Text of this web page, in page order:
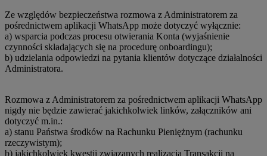
Ze względów bezpieczeństwa rozmowa z Administratorem za
pośrednictwem aplikacji WhatsApp może dotyczyć wyłącznie:
a) wsparcia podczas procesu otwierania Konta (wyjaśnienie
czynności składających się na procedurę onboardingu);
b) udzielania odpowiedzi na pytania klientów dotyczące działalności
Administratora.
Rozmowa z Administratorem za pośrednictwem aplikacji WhatsApp
nigdy nie będzie zawierać jakichkolwiek linków, załączników ani
dotyczyć m.in.:
a) stanu Państwa środków na Rachunku Pieniężnym (rachunku
rzeczywistym);
b) jakichkolwiek kwestii związanych realizacją Transakcji na